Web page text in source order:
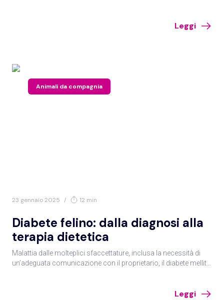
Leggi
Animali da compagnia
23 gennaio 2025 / 12 min
Diabete felino: dalla diagnosi alla
terapia dietetica
Malattia dalle molteplici sfaccettature, inclusa la necessità di
un’adeguata comunicazione con il proprietario, il diabete mellito
Leggi